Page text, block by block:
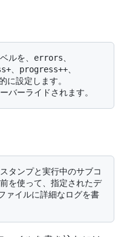
、progress++、
に設定します。
を使って、指定されたデ
ァイルに詳細なログを書